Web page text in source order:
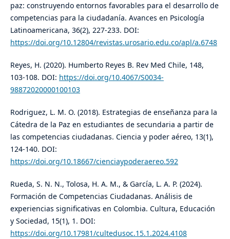
paz: construyendo entornos favorables para el desarrollo de
competencias para la ciudadanía. Avances en Psicología
Latinoamericana, 36(2), 227-233. DOI:
https://doi.org/10.12804/revistas.urosario.edu.co/apl/a.6748
Reyes, H. (2020). Humberto Reyes B. Rev Med Chile, 148,
103-108. DOI: https://doi.org/10.4067/S0034-
98872020000100103
Rodriguez, L. M. O. (2018). Estrategias de enseñanza para la
Cátedra de la Paz en estudiantes de secundaria a partir de
las competencias ciudadanas. Ciencia y poder aéreo, 13(1),
124-140. DOI:
https://doi.org/10.18667/cienciaypoderaereo.592
Rueda, S. N. N., Tolosa, H. A. M., & García, L. A. P. (2024).
Formación de Competencias Ciudadanas. Análisis de
experiencias significativas en Colombia. Cultura, Educación
y Sociedad, 15(1), 1. DOI:
https://doi.org/10.17981/cultedusoc.15.1.2024.4108